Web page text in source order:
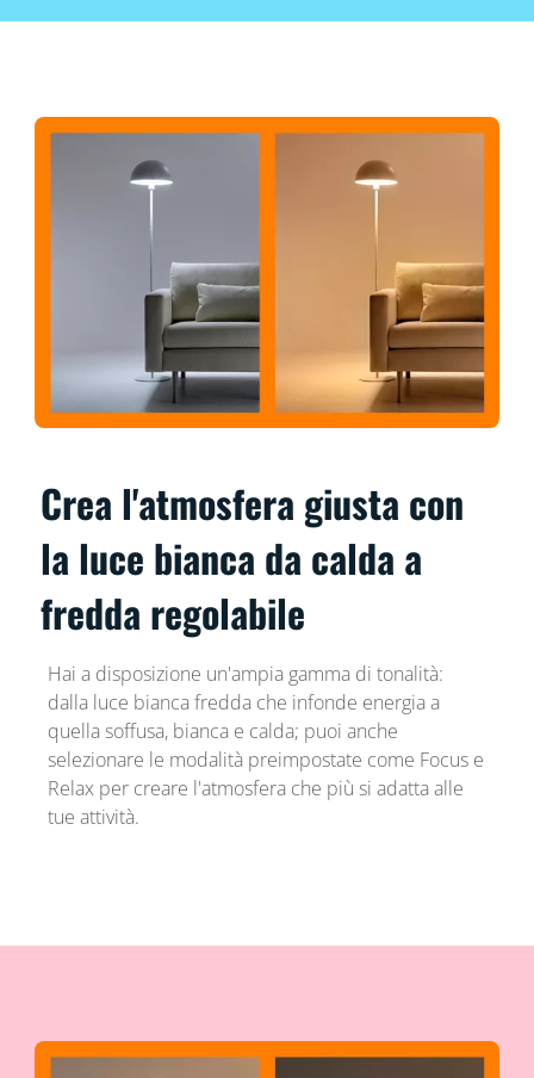
Crea l'atmosfera giusta con
la luce bianca da calda a
fredda regolabile
Hai a disposizione un'ampia gamma di tonalità:
dalla luce bianca fredda che infonde energia a
quella soffusa, bianca e calda; puoi anche
selezionare le modalità preimpostate come Focus e
Relax per creare l'atmosfera che più si adatta alle
tue attività.